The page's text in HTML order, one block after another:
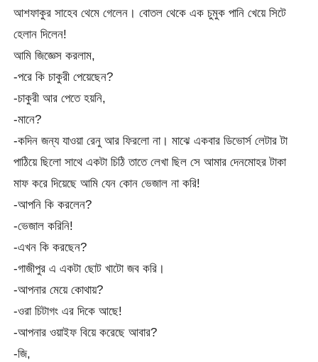
আশফাকুর সাহেব থেমে গেলেন। বোতল থেকে এক চুমুক পানি খেয়ে সিটে
হেলান দিলেন!
আমি জিজ্ঞেস করলাম,
-পরে কি চাকুরী পেয়েছেন?
-চাকুরী আর পেতে হয়নি,
-মানে?
-কদিন জন্য যাওয়া রেনু আর ফিরলো না। মাঝে একবার ডিভোর্স লেটার টা
পাঠিয়ে ছিলো সাথে একটা চিঠি তাতে লেখা ছিল সে আমার দেনমোহর টাকা
মাফ করে দিয়েছে আমি যেন কোন ভেজাল না করি!
-আপনি কি করলেন?
-ভেজাল করিনি!
-এখন কি করছেন?
-গাজীপুর এ একটা ছোট খাটো জব করি।
-আপনার মেয়ে কোথায়?
-ওরা চিটাগং এর দিকে আছে!
-আপনার ওয়াইফ বিয়ে করেছে আবার?
-জি,